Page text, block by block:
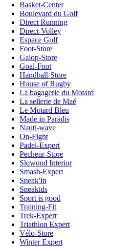
Basket-Center
Boulevard du Golf
Direct Running
Direct-Volley
Espace Golf
Foot-Store
Galop-Store
Goal-Foot
Handball-Store
House of Rugby
La bagagerie du Motard
La sellerie de Maé
Le Motard Bleu
Made in Paradis
Nauti-wave
On-Fight
Padel-Expert
Pecheur-Store
Slowood Interior
Smash-Expert
Sneak'In
Sneakids
Sport is good
Training-Fit
Trek-Expert
Triathlon Expert
Vélo-Store
Winter Expert